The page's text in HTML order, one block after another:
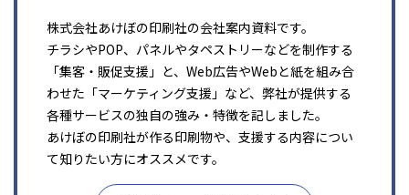
株式会社あけぼの印刷社の会社案内資料です。
チラシやPOP、パネルやタペストリーなどを制作する
「集客・販促支援」と、Web広告やWebと紙を組み合
わせた「マーケティング支援」など、弊社が提供する
各種サービスの独自の強み・特徴を記しました。
あけぼの印刷社が作る印刷物や、支援する内容につい
て知りたい方にオススメです。